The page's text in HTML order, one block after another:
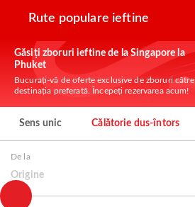
Rute populare ieftine
Găsiți zboruri ieftine de la Singapore la
Phuket
Bucurați-vă de oferte exclusive de zboruri către
destinația preferată. Începeți rezervarea acum!
Sens unic Călătorie dus-întors
De la
Origine